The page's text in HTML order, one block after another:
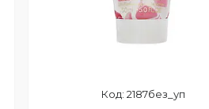
2187без_уп